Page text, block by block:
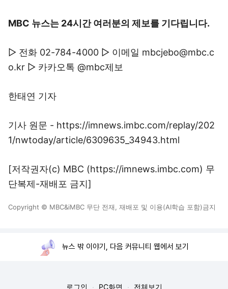
MBC 뉴스는 24시간 여러분의 제보를 기다립니다.
▷ 전화 02-784-4000 ▷ 이메일 mbcjebo@mbc.c
o.kr ▷ 카카오톡 @mbc제보
한태연 기자
기사 원문 - https://imnews.imbc.com/replay/202
1/nwtoday/article/6309635_34943.html
[저작권자(c) MBC (https://imnews.imbc.com) 무
단복제-재배포 금지]
Copyright © MBC&iMBC 무단 전재, 재배포 및 이용(AI학습 포함)금지
뉴스 밖 이야기, 다음 커뮤니티 웹에서 보기
로그인 PC화면 전체보기